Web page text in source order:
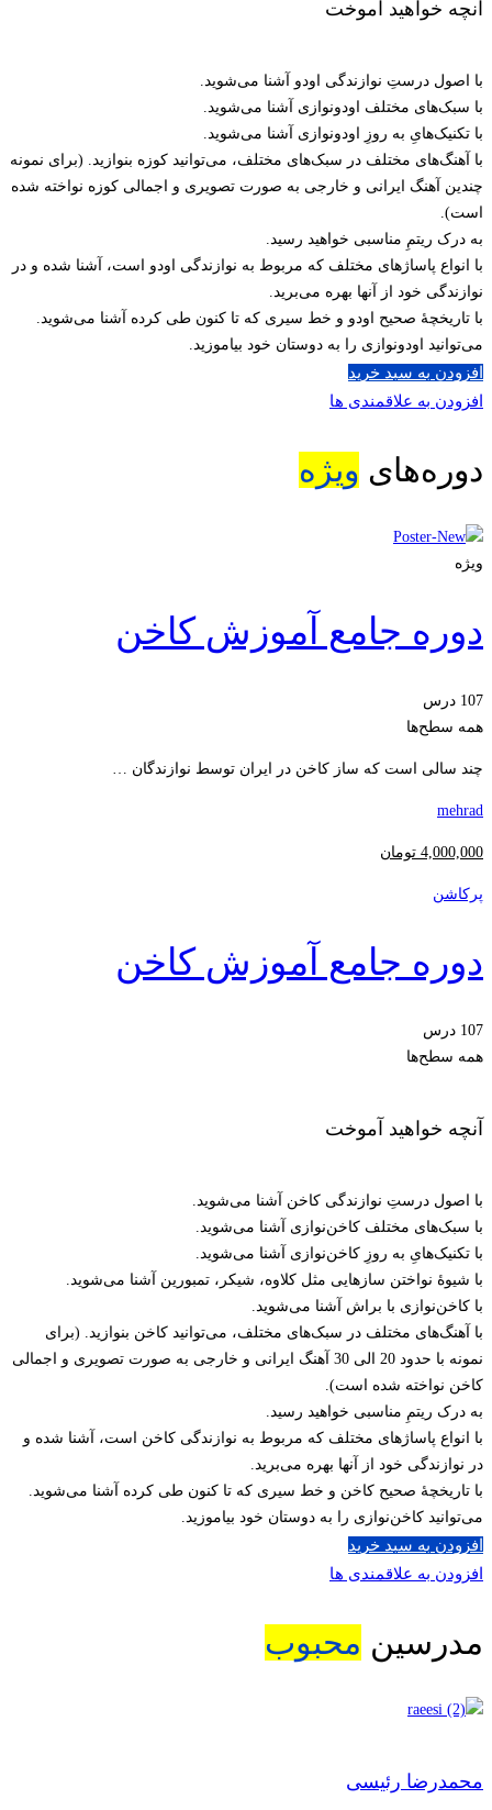
آنچه خواهید آموخت
با اصول درستِ نوازندگی اودو آشنا می‌شوید.
با سبک‌های مختلف اودونوازی آشنا می‌شوید.
با تکنیک‌هایِ به روزِ اودونوازی آشنا می‌شوید.
با آهنگ‌های مختلف در سبک‌های مختلف، می‌توانید کوزه بنوازید. (برای نمونه
چندین آهنگ ایرانی و خارجی به صورت تصویری و اجمالی کوزه نواخته شده
است).
به درک ریتمِ مناسبی خواهید رسید.
با انواع پاساژهای مختلف که مربوط به نوازندگی اودو است، آشنا شده و در
نوازندگی خود از آنها بهره می‌برید.
با تاریخچۀ صحیح اودو و خط سیری که تا کنون طی کرده آشنا می‌شوید.
می‌توانید اودونوازی را به دوستان خود بیاموزید.
افزودن به سبد خرید
افزودن به علاقمندی ها
دوره‌های ویژه
ویژه
دوره جامع آموزش کاخن
107 درس
همه سطح‌ها
چند سالی است که ساز کاخن در ایران توسط نوازندگان …
mehrad
4,000,000 تومان
پرکاشن
دوره جامع آموزش کاخن
107 درس
همه سطح‌ها
آنچه خواهید آموخت
با اصول درستِ نوازندگی کاخن آشنا می‌شوید.
با سبک‌های مختلف کاخن‌نوازی آشنا می‌شوید.
با تکنیک‌هایِ به روزِ کاخن‌نوازی آشنا می‌شوید.
با شیوۀ نواختن سازهایی مثل کلاوه، شیکر، تمبورین آشنا می‌شوید.
با کاخن‌نوازی با براش آشنا می‌شوید.
با آهنگ‌های مختلف در سبک‌های مختلف، می‌توانید کاخن بنوازید. (برای
نمونه با حدود 20 الی 30 آهنگ ایرانی و خارجی به صورت تصویری و اجمالی
کاخن نواخته شده است).
به درک ریتمِ مناسبی خواهید رسید.
با انواع پاساژهای مختلف که مربوط به نوازندگی کاخن است، آشنا شده و
در نوازندگی خود از آنها بهره می‌برید.
با تاریخچۀ صحیح کاخن و خط سیری که تا کنون طی کرده آشنا می‌شوید.
می‌توانید کاخن‌نوازی را به دوستان خود بیاموزید.
افزودن به سبد خرید
افزودن به علاقمندی ها
مدرسین محبوب
محمدرضا رئیسی